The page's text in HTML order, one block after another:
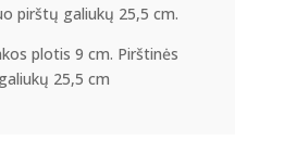
pirštų galiukų 25,5 cm.
plotis 9 cm. Pirštinės
25,5 cm